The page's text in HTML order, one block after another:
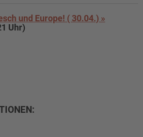
und Europe! ( 30.04.) »
Uhr)